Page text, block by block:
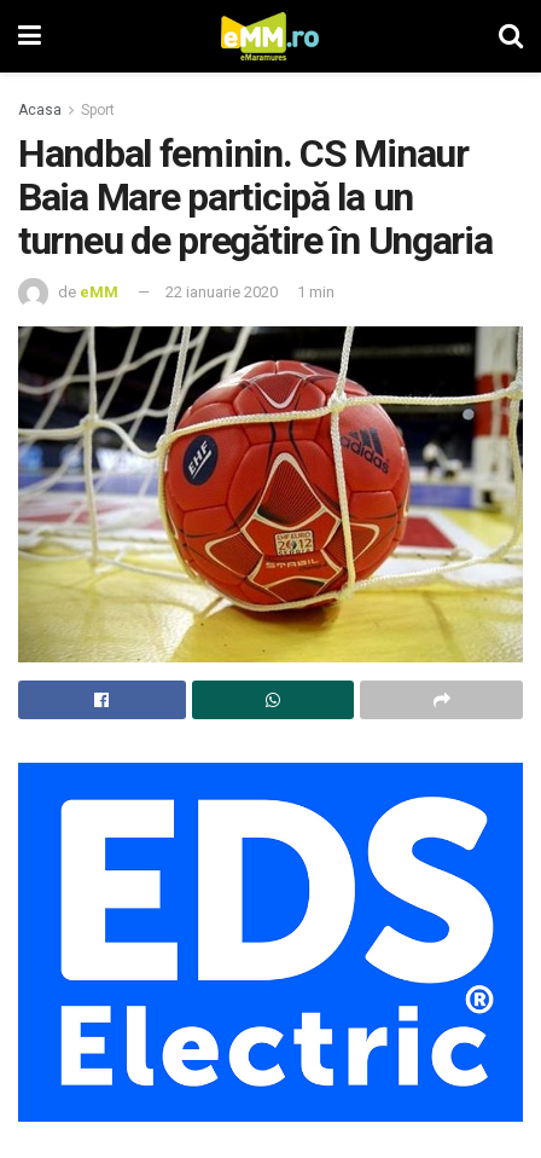
Acasa Sport
Handbal feminin. CS Minaur
Baia Mare participă la un
turneu de pregătire în Ungaria
de eMM 22 ianuarie 2020 1 min